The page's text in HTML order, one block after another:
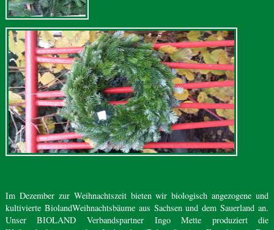
Im Dezember zur Weihnachtszeit bieten wir biologisch angezogene und
kultivierte BiolandWeihnachtsbäume aus Sachsen und dem Sauerland an.
Unser BIOLAND Verbandspartner Ingo Mette produziert die